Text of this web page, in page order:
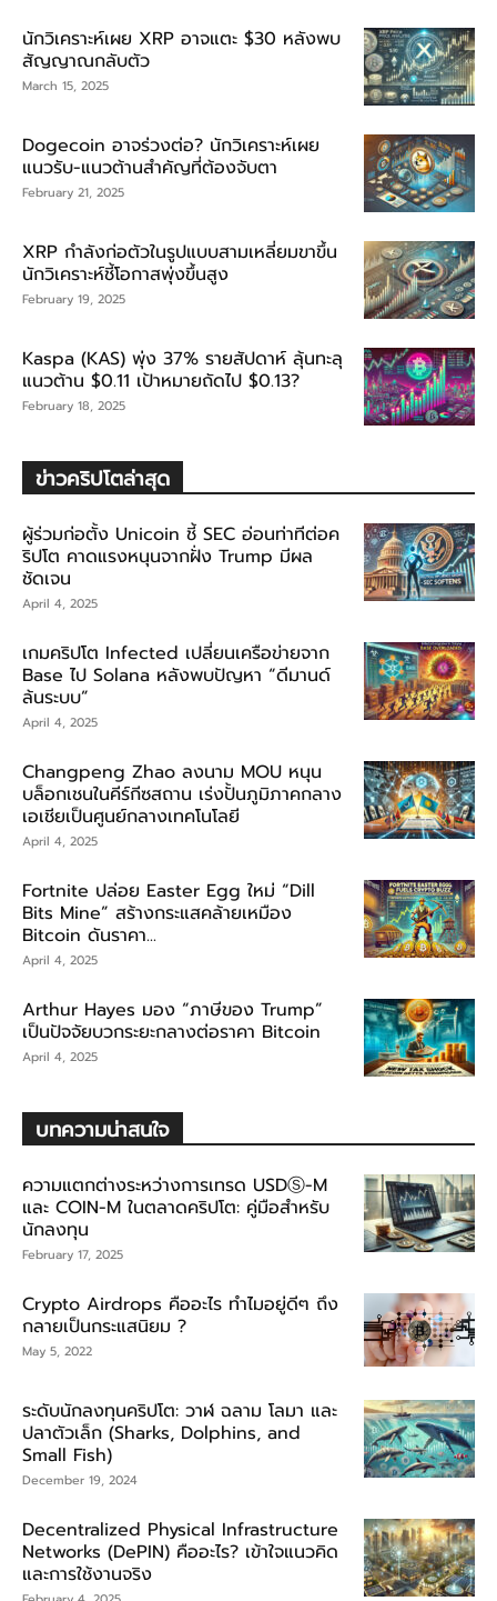
นักวิเคราะห์เผย XRP อาจแตะ $30 หลังพบ
สัญญาณกลับตัว
March 15, 2025
Dogecoin อาจร่วงต่อ? นักวิเคราะห์เผย
แนวรับ-แนวต้านสำคัญที่ต้องจับตา
February 21, 2025
XRP กำลังก่อตัวในรูปแบบสามเหลี่ยมขาขึ้น
นักวิเคราะห์ชี้โอกาสพุ่งขึ้นสูง
February 19, 2025
Kaspa (KAS) พุ่ง 37% รายสัปดาห์ ลุ้นทะลุ
แนวต้าน $0.11 เป้าหมายถัดไป $0.13?
February 18, 2025
ข่าวคริปโตล่าสุด
ผู้ร่วมก่อตั้ง Unicoin ชี้ SEC อ่อนท่าทีต่อค
ริปโต คาดแรงหนุนจากฝั่ง Trump มีผล
ชัดเจน
April 4, 2025
เกมคริปโต Infected เปลี่ยนเครือข่ายจาก
Base ไป Solana หลังพบปัญหา “ดีมานด์
ล้นระบบ”
April 4, 2025
Changpeng Zhao ลงนาม MOU หนุน
บล็อกเชนในคีร์กีซสถาน เร่งปั้นภูมิภาคกลาง
เอเชียเป็นศูนย์กลางเทคโนโลยี
April 4, 2025
Fortnite ปล่อย Easter Egg ใหม่ “Dill
Bits Mine” สร้างกระแสคล้ายเหมือง
Bitcoin ดันราคา...
April 4, 2025
Arthur Hayes มอง “ภาษีของ Trump”
เป็นปัจจัยบวกระยะกลางต่อราคา Bitcoin
April 4, 2025
บทความน่าสนใจ
ความแตกต่างระหว่างการเทรด USDⓈ-M
และ COIN-M ในตลาดคริปโต: คู่มือสำหรับ
นักลงทุน
February 17, 2025
Crypto Airdrops คืออะไร ทำไมอยู่ดีๆ ถึง
กลายเป็นกระแสนิยม ?
May 5, 2022
ระดับนักลงทุนคริปโต: วาฬ ฉลาม โลมา และ
ปลาตัวเล็ก (Sharks, Dolphins, and
Small Fish)
December 19, 2024
Decentralized Physical Infrastructure
Networks (DePIN) คืออะไร? เข้าใจแนวคิด
และการใช้งานจริง